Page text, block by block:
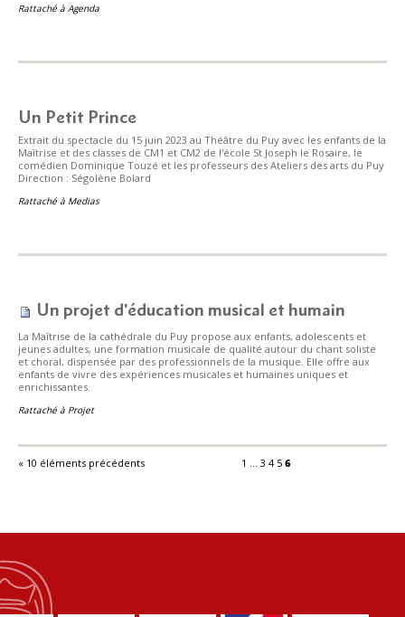
Rattaché à Agenda
Un Petit Prince
Extrait du spectacle du 15 juin 2023 au Théâtre du Puy avec les enfants de la
Maîtrise et des classes de CM1 et CM2 de l'école St Joseph le Rosaire, le
comédien Dominique Touzé et les professeurs des Ateliers des arts du Puy
Direction : Ségolène Bolard
Rattaché à Medias
Un projet d'éducation musical et humain
La Maîtrise de la cathédrale du Puy propose aux enfants, adolescents et
jeunes adultes, une formation musicale de qualité autour du chant soliste
et choral, dispensée par des professionnels de la musique. Elle offre aux
enfants de vivre des expériences musicales et humaines uniques et
enrichissantes.
Rattaché à Projet
« 10 éléments précédents 1 3 4 5 6